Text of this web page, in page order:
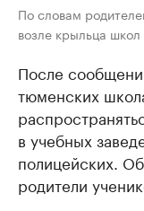
По словам
возле крыльца
После
тюменских
в учебных
полицейских.
родители